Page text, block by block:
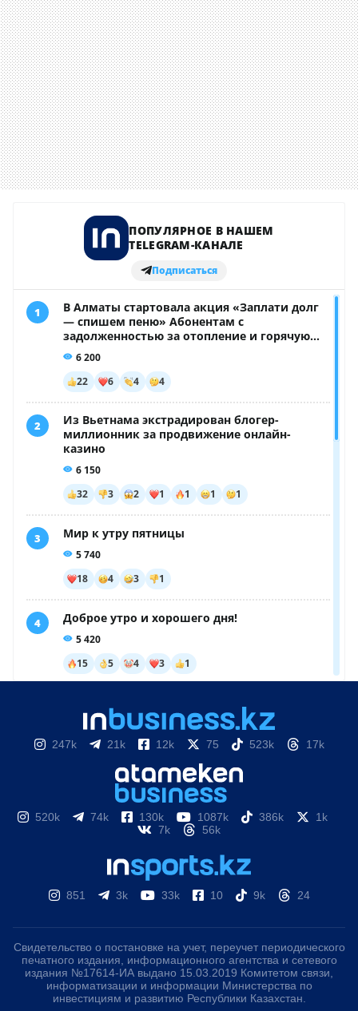
247k 21k 12k 75 523k 17k
520k 74k 130k 1087k 386k
1k
7k
56k
851 3k 33k 10 9k 24
Свидетельство о постановке на учет, переучет периодического
печатного издания, информационного агентства и сетевого
издания №17614-ИА выдано 15.03.2019 Комитетом связи,
информатизации и информации Министерства по
инвестициям и развитию Республики Казахстан.